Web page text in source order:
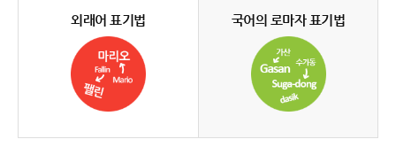
외래어 표기법 국어의 로마자 표기법